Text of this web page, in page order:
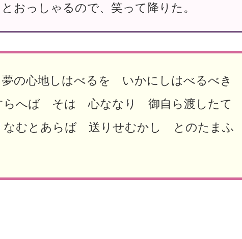
おっしゃるので、笑って降りた。
の心地しはべるを いかにしはべるべき
へば そは 心ななり 御自ら渡したて
むとあらば 送りせむかし とのたまふ